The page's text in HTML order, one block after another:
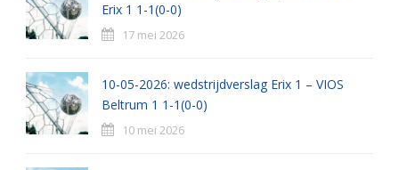
Erix 1 1-1(0-0)
17 mei 2026
10-05-2026: wedstrijdverslag Erix 1 – VIOS
Beltrum 1 1-1(0-0)
10 mei 2026